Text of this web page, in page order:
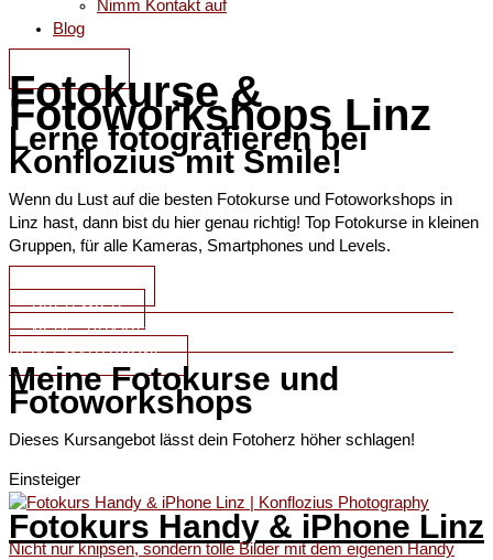
Nimm Kontakt auf
Blog
Fotokurse &
Fotoworkshops Linz
Lerne fotografieren bei
Konflozius mit Smile!
Wenn du Lust auf die besten Fotokurse und Fotoworkshops in
Linz hast, dann bist du hier genau richtig! Top Fotokurse in kleinen
Gruppen, für alle Kameras, Smartphones und Levels.
ALLE KURSE
ÜBER MICH
NEU! - PRAXIS PUR! - FOTOWANDERUNG UND KI FÜR
DEIN SMARTPHONE
Meine Fotokurse und
Fotoworkshops
Dieses Kursangebot lässt dein Fotoherz höher schlagen!
Einsteiger
Fotokurs Handy & iPhone Linz
Nicht nur knipsen, sondern tolle Bilder mit dem eigenen Handy